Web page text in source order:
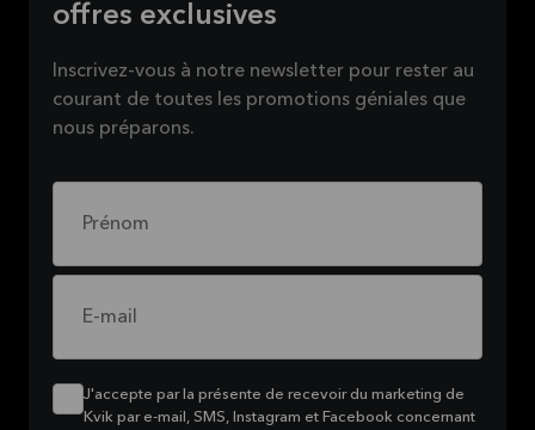
offres exclusives
Inscrivez-vous à notre newsletter pour rester au
courant de toutes les promotions géniales que
nous préparons.
Prénom
E-mail
J'accepte par la présente de recevoir du marketing de
Kvik par e-mail, SMS, Instagram et Facebook concernant